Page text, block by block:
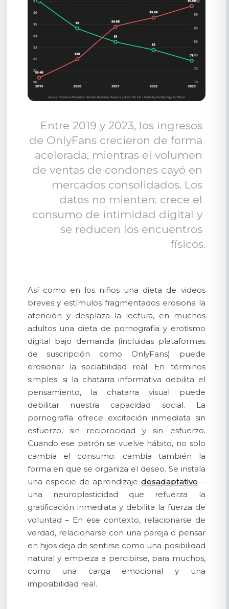
Entre 2019 y 2023, los ingresos
de OnlyFans crecieron de forma
acelerada, mientras el volumen
de ventas de condones cayó en
mercados consolidados. Los
datos no mienten: crece el
consumo de intimidad digital y
se reducen los encuentros
físicos.
Así como en los niños una dieta de videos
breves y estímulos fragmentados erosiona la
atención y desplaza la lectura, en muchos
adultos una dieta de pornografía y erotismo
digital bajo demanda (incluidas plataformas
de suscripción como OnlyFans) puede
erosionar la sociabilidad real. En términos
simples: si la chatarra informativa debilita el
pensamiento, la chatarra visual puede
debilitar nuestra capacidad social. La
pornografía ofrece excitación inmediata sin
esfuerzo, sin reciprocidad y sin esfuerzo.
Cuando ese patrón se vuelve hábito, no solo
cambia el consumo: cambia también la
forma en que se organiza el deseo. Se instala
una especie de aprendizajedesadaptativo –
una neuroplasticidad que refuerza la
gratificación inmediata y debilita la fuerza de
voluntad – En ese contexto, relacionarse de
verdad, relacionarse con una pareja o pensar
en hijos deja de sentirse como una posibilidad
natural y empieza a percibirse, para muchos,
como una carga emocional y una
imposibilidad real.